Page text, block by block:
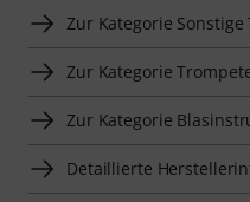
Zur Kategorie
Zur Kategorie
Zur Kategorie
Detaillierte